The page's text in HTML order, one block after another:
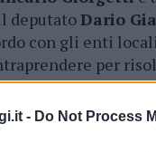
- Do Not Process
deputatoDario
con gli enti
per
di servizi postali e
a forte